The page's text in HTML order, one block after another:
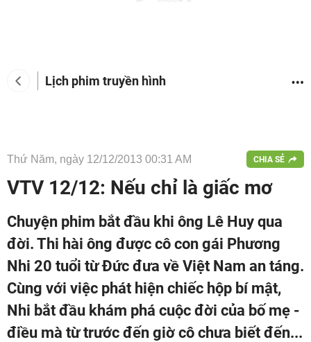
Lịch phim truyền hình
Thứ Năm, ngày 12/12/2013 00:31 AM CHIA SẺ
VTV 12/12: Nếu chỉ là giấc mơ
Chuyện phim bắt đầu khi ông Lê Huy qua
đời. Thi hài ông được cô con gái Phương
Nhi 20 tuổi từ Đức đưa về Việt Nam an táng.
Cùng với việc phát hiện chiếc hộp bí mật,
Nhi bắt đầu khám phá cuộc đời của bố mẹ -
điều mà từ trước đến giờ cô chưa biết đến...